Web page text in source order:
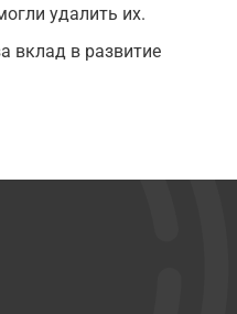
удалить их.
вклад в развитие